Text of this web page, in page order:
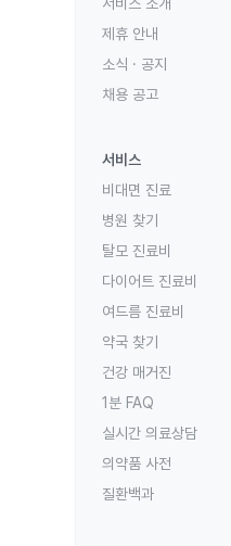
제휴 안내
소식 · 공지
채용 공고
서비스
비대면 진료
병원 찾기
탈모 진료비
다이어트 진료비
여드름 진료비
약국 찾기
건강 매거진
1분 FAQ
실시간 의료상담
의약품 사전
질환백과